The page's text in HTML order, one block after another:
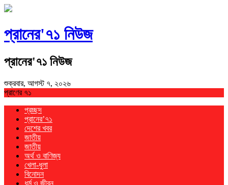
প্রানের'৭১ নিউজ
প্রানের'৭১ নিউজ
শুক্রবার, আগস্ট ৭, ২০২৬
প্রাণের ৭১
প্রচ্ছদ
প্রানের’৭১
দেশের খবর
জাতীয়
জাতীয়
অর্থ ও বাণিজ্য
খেলা-ধুলা
বিনোদন
ধর্ম ও জীবন